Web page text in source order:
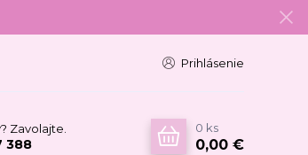
Prihlásenie
Zavolajte.
388
0 ks
0,00 €